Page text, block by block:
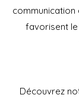
favorisent
Découvrez